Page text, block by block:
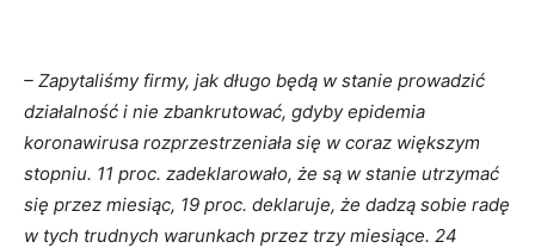
– Zapytaliśmy firmy, jak długo będą w stanie prowadzić
działalność i nie zbankrutować, gdyby epidemia
koronawirusa rozprzestrzeniała się w coraz większym
stopniu. 11 proc. zadeklarowało, że są w stanie utrzymać
się przez miesiąc, 19 proc. deklaruje, że dadzą sobie radę
w tych trudnych warunkach przez trzy miesiące. 24